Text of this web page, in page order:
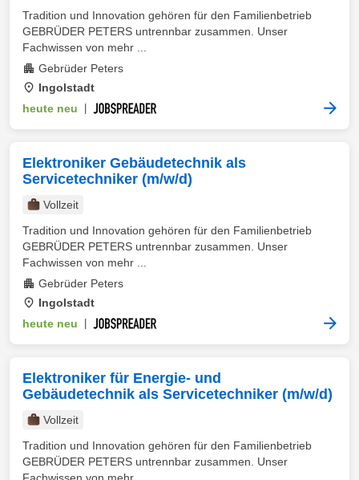
Tradition und Innovation gehören für den Familienbetrieb
GEBRÜDER PETERS untrennbar zusammen. Unser
Fachwissen von mehr ...
Gebrüder Peters
Ingolstadt
heute neu
Elektroniker Gebäudetechnik als
Servicetechniker (m/w/d)
Vollzeit
Tradition und Innovation gehören für den Familienbetrieb
GEBRÜDER PETERS untrennbar zusammen. Unser
Fachwissen von mehr ...
Gebrüder Peters
Ingolstadt
heute neu
Elektroniker für Energie- und
Gebäudetechnik als Servicetechniker (m/w/d)
Vollzeit
Tradition und Innovation gehören für den Familienbetrieb
GEBRÜDER PETERS untrennbar zusammen. Unser